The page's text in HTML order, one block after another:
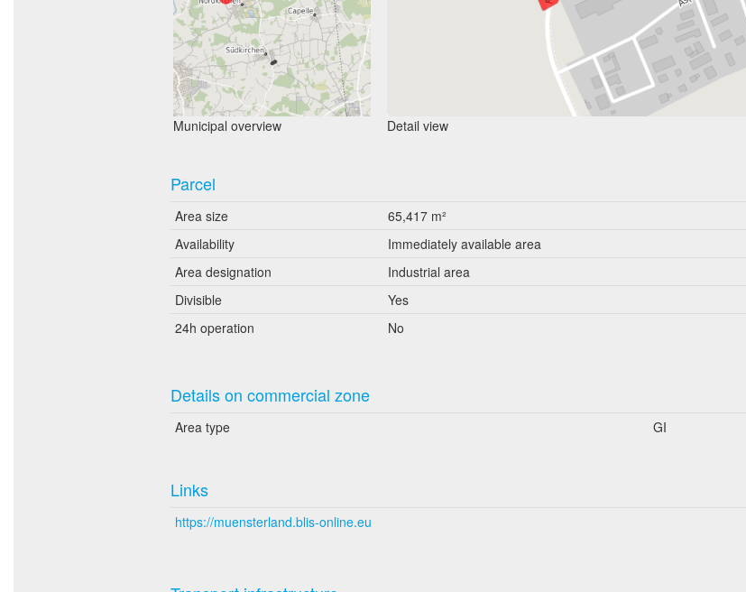
Municipal overview Detail view
Parcel
Area size
65,417 m²
Availability
Immediately available area
Area designation
Industrial area
Divisible
Yes
24h operation
No
Details on commercial zone
Area type GI
Links
https://muensterland.blis-online.eu